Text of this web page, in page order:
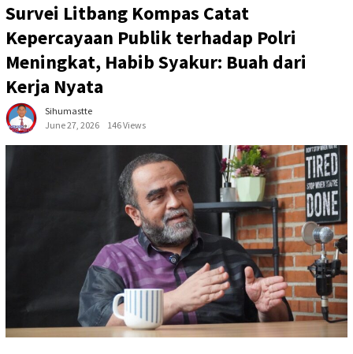
Survei Litbang Kompas Catat
Kepercayaan Publik terhadap Polri
Meningkat, Habib Syakur: Buah dari
Kerja Nyata
Sihumastte
June 27, 2026
146 Views